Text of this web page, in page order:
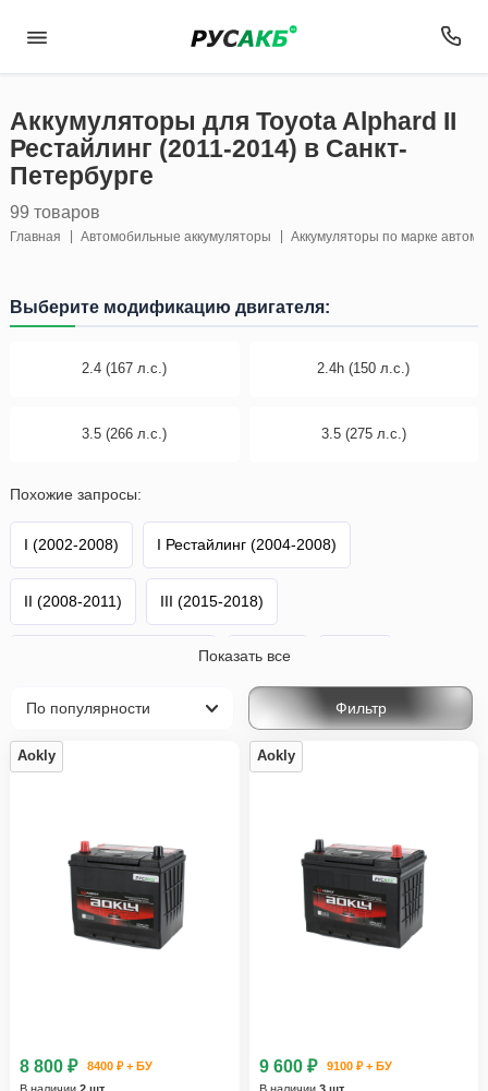
Аккумуляторы для Toyota Alphard II
Рестайлинг (2011-2014) в Санкт-
Петербурге
99 товаров
Главная Автомобильные аккумуляторы Аккумуляторы по марке
Выберите модификацию двигателя:
2.4 (167 л.с.) 2.4h (150 л.с.)
3.5 (266 л.с.) 3.5 (275 л.с.)
Похожие запросы:
I (2002-2008) I Рестайлинг (2004-2008)
II (2008-2011) III (2015-2018)
III Рестайлинг (2017-н.в.) Alphard
Показать все
Фильтр
Aokly
8 800 ₽
8400 ₽ + БУ
Aokly
9 600 ₽
9100 ₽ + БУ